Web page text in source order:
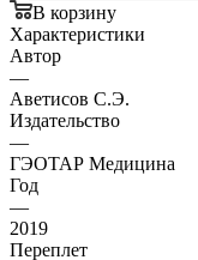
В корзину
Характеристики
Автор
—
Аветисов С.Э.
Издательство
—
ГЭОТАР Медицина
Год
—
2019
Переплет